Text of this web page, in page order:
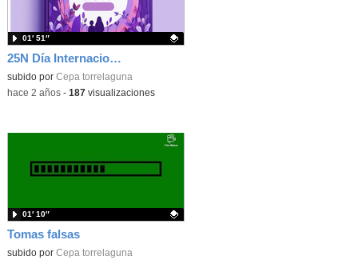
25N Día Internacional de la eliminación de la violencia contra la mujer
Contenido educativo.
subido por Cepa torrelaguna
01′ 51″
-hace 2 años- 187 visualizaciones
Tomas falsas
Contenido educativo.
subido por Cepa torrelaguna
01′ 10″